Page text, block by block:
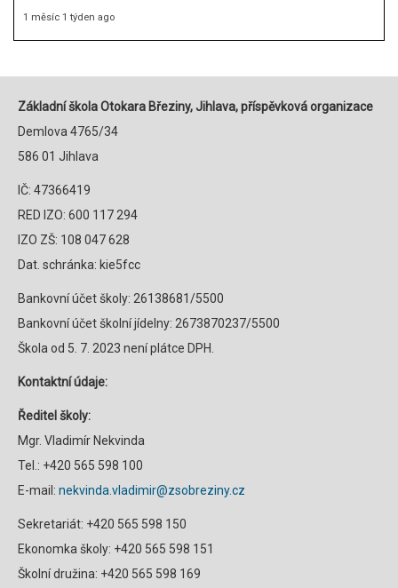
1 měsíc 1 týden ago
Základní škola Otokara Březiny, Jihlava, příspěvková organizace
Demlova 4765/34
586 01 Jihlava
IČ: 47366419
RED IZO: 600 117 294
IZO ZŠ: 108 047 628
Dat. schránka: kie5fcc
Bankovní účet školy: 26138681/5500
Bankovní účet školní jídelny: 2673870237/5500
Škola od 5. 7. 2023 není plátce DPH.
Kontaktní údaje:
Ředitel školy:
Mgr. Vladimír Nekvinda
Tel.: +420 565 598 100
E-mail: nekvinda.vladimir@zsobreziny.cz
Sekretariát: +420 565 598 150
Ekonomka školy: +420 565 598 151
Školní družina: +420 565 598 169